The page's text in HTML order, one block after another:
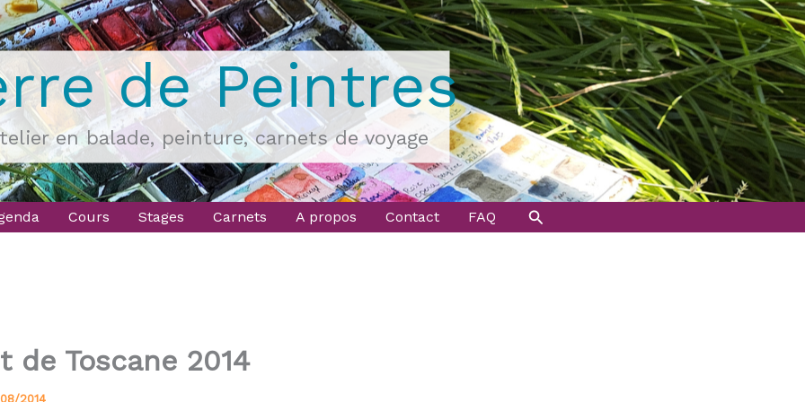
de Peintres
en balade, peinture, carnets de voyage
Cours Stages Carnets A propos Contact FAQ Rechercher
de Toscane 2014
2014